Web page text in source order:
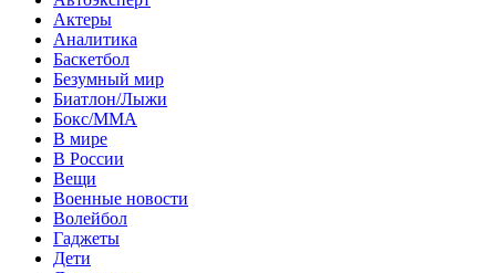
Актеры
Аналитика
Баскетбол
Безумный мир
Биатлон/Лыжи
Бокс/MMA
В мире
В России
Вещи
Военные новости
Волейбол
Гаджеты
Дети